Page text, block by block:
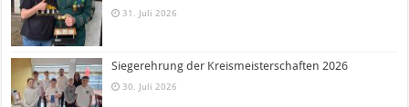
31. Juli 2026
Siegerehrung der Kreismeisterschaften 2026
30. Juli 2026